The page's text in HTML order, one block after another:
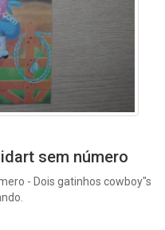
sem número
- Dois gatinhos cowboy"s